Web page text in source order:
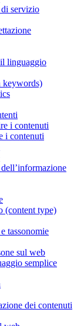
di servizio
linguaggio
keywords)
i contenuti
i contenuti
(content type)
tassonomie
sul web
semplice
dei contenuti